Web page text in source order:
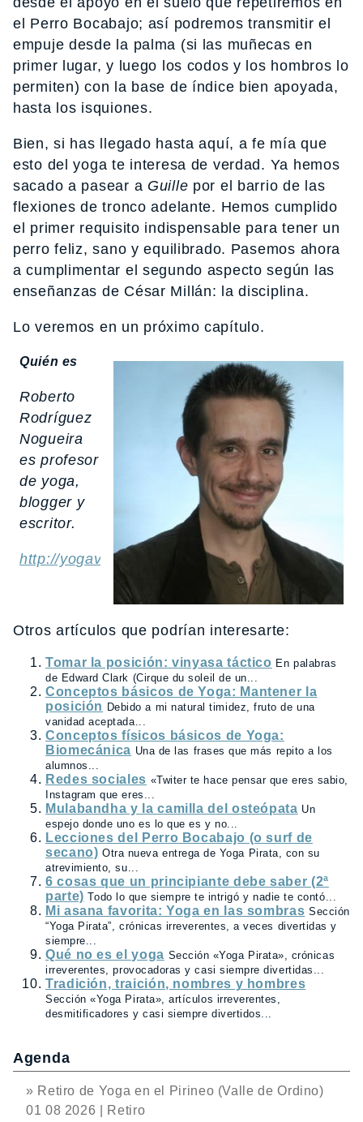
el Perro Bocabajo; así podremos transmitir el
empuje desde la palma (si las muñecas en
primer lugar, y luego los codos y los hombros lo
permiten) con la base de índice bien apoyada,
hasta los isquiones.
Bien, si has llegado hasta aquí, a fe mía que
esto del yoga te interesa de verdad. Ya hemos
sacado a pasear a Guille por el barrio de las
flexiones de tronco adelante. Hemos cumplido
el primer requisito indispensable para tener un
perro feliz, sano y equilibrado. Pasemos ahora
a cumplimentar el segundo aspecto según las
enseñanzas de César Millán: la disciplina.
Lo veremos en un próximo capítulo.
Quién es
Roberto
Rodríguez
Nogueira
es profesor
de yoga,
blogger y
escritor.
http://yogavalladolid.neositios.com/
Otros artículos que podrían interesarte:
Tomar la posición: vinyasa táctico En palabras
de Edward Clark (Cirque du soleil de un...
Conceptos básicos de Yoga: Mantener la
posición Debido a mi natural timidez, fruto de una
vanidad aceptada...
Conceptos físicos básicos de Yoga:
Biomecánica Una de las frases que más repito a los
alumnos...
Redes sociales «Twiter te hace pensar que eres sabio,
Instagram que eres...
Mulabandha y la camilla del osteópata Un
espejo donde uno es lo que es y no...
Lecciones del Perro Bocabajo (o surf de
secano) Otra nueva entrega de Yoga Pirata, con su
atrevimiento, su...
6 cosas que un principiante debe saber (2ª
parte) Todo lo que siempre te intrigó y nadie te contó...
Mi asana favorita: Yoga en las sombras Sección
“Yoga Pirata”, crónicas irreverentes, a veces divertidas y
siempre...
Qué no es el yoga Sección «Yoga Pirata», crónicas
irreverentes, provocadoras y casi siempre divertidas...
Tradición, traición, nombres y hombres
Sección «Yoga Pirata», artículos irreverentes,
desmitificadores y casi siempre divertidos...
Agenda
» Retiro de Yoga en el Pirineo (Valle de Ordino)
01 08 2026 | Retiro